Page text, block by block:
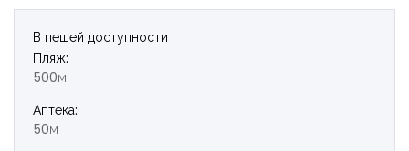
В пешей доступности
Пляж:
500м
Аптека:
50м
Запомнить Forgot Password?